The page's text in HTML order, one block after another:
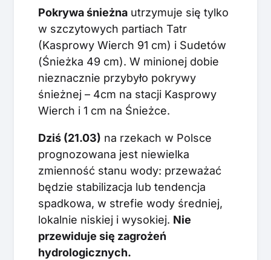
Pokrywa śnieżna utrzymuje się tylko
w szczytowych partiach Tatr
(Kasprowy Wierch 91 cm) i Sudetów
(Śnieżka 49 cm). W minionej dobie
nieznacznie przybyło pokrywy
śnieżnej – 4cm na stacji Kasprowy
Wierch i 1 cm na Śnieżce.
Dziś (21.03) na rzekach w Polsce
prognozowana jest niewielka
zmienność stanu wody: przeważać
będzie stabilizacja lub tendencja
spadkowa, w strefie wody średniej,
lokalnie niskiej i wysokiej. Nie
przewiduje się zagrożeń
hydrologicznych.